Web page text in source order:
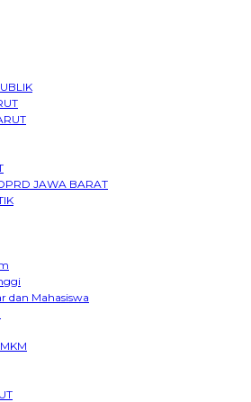
JAWA BARAT
dan Mahasiswa